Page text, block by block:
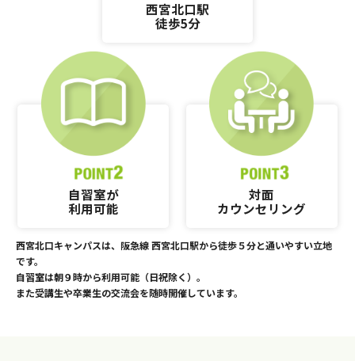
西宮北口駅
徒歩5分
自習室が
利用可能
対面
カウンセリング
西宮北口キャンパスは、阪急線 西宮北口駅から徒歩５分と通いやすい立地
です。
自習室は朝９時から利用可能（日祝除く）。
また受講生や卒業生の交流会を随時開催しています。